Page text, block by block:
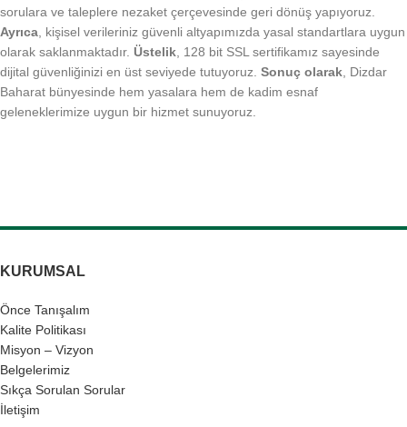
sorulara ve taleplere nezaket çerçevesinde geri dönüş yapıyoruz.
Ayrıca , kişisel verileriniz güvenli altyapımızda yasal standartlara uygun
olarak saklanmaktadır. Üstelik , 128 bit SSL sertifikamız sayesinde
dijital güvenliğinizi en üst seviyede tutuyoruz. Sonuç olarak , Dizdar
Baharat bünyesinde hem yasalara hem de kadim esnaf
geleneklerimize uygun bir hizmet sunuyoruz.
KURUMSAL
Önce Tanışalım
Kalite Politikası
Misyon – Vizyon
Belgelerimiz
Sıkça Sorulan Sorular
İletişim